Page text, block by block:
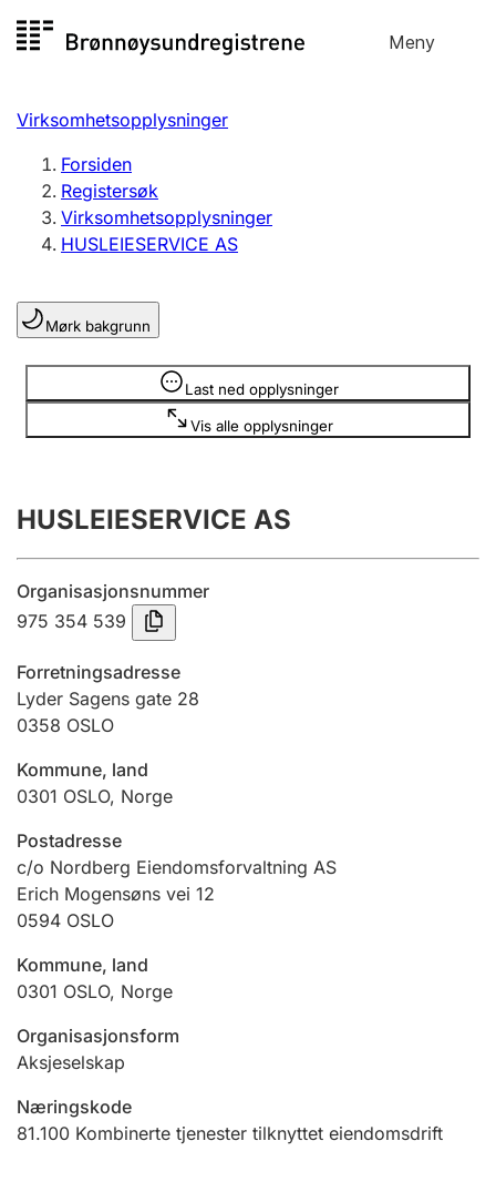
til
Meny
Registersøk
Aksjeselskap
Enkeltpersonforetak
Registrere, endre, slette
Lag og forening
Registrere, endre, slette
Årsregnskap
Innsending og forsinkelsesgebyr
Jeger
Ektepaktveileder
Offentlig sektor
Andre tema
Virksomhetsopplysninger
Forsiden
Registersøk
Virksomhetsopplysninger
HUSLEIESERVICE AS
Mørk bakgrunn
Last ned opplysninger
Vis alle opplysninger
Opplysninger er skjult
HUSLEIESERVICE AS
Organisasjonsnummer
975 354 539
Forretningsadresse
Lyder Sagens gate 28
0358 OSLO
Kommune, land
0301 OSLO, Norge
Postadresse
c/o Nordberg Eiendomsforvaltning AS
Erich Mogensøns vei 12
0594 OSLO
Kommune, land
0301 OSLO, Norge
Organisasjonsform
Aksjeselskap
Næringskode
81.100 Kombinerte tjenester tilknyttet eiendomsdrift